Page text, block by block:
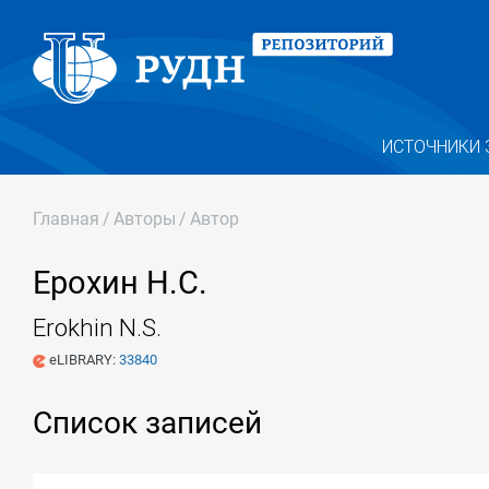
ИСТОЧНИКИ
Главная / Авторы / Автор
Ерохин Н.С.
Erokhin N.S.
eLIBRARY: 33840
Список записей